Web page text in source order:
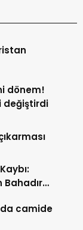
dönem!
değiştirdi
Bahadır
camide